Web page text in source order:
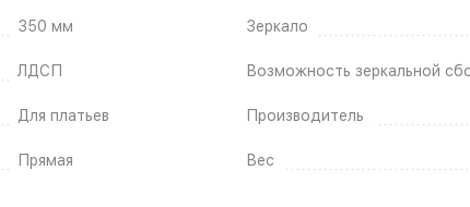
350 мм
ЛДСП
Для платьев
Прямая
Зеркало
Возможность зеркальной
Производитель
Вес